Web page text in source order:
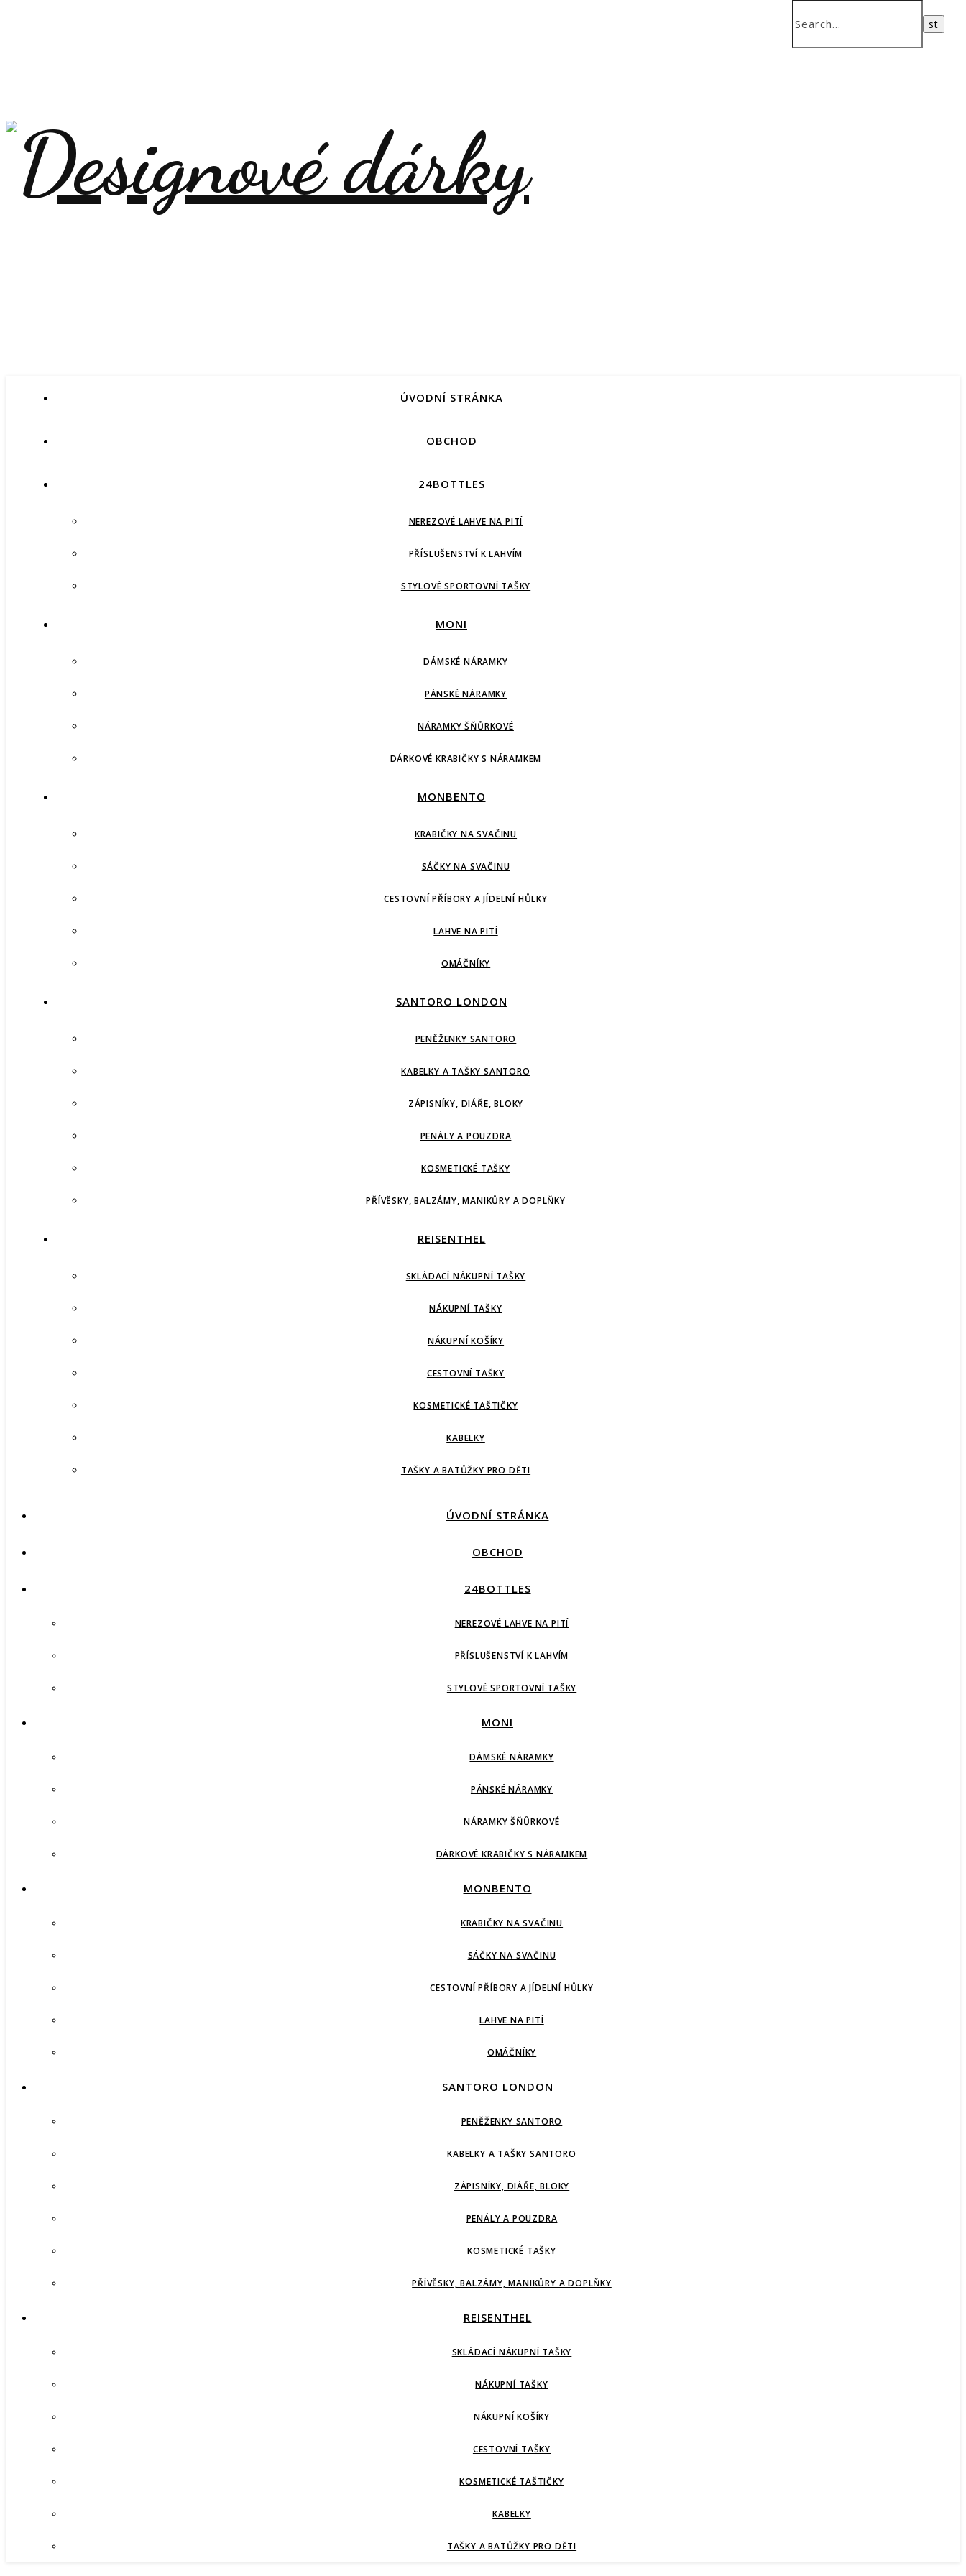
ÚVODNÍ STRÁNKA
OBCHOD
24BOTTLES
NEREZOVÉ LAHVE NA PITÍ
PŘÍSLUŠENSTVÍ K LAHVÍM
STYLOVÉ SPORTOVNÍ TAŠKY
MONI
DÁMSKÉ NÁRAMKY
PÁNSKÉ NÁRAMKY
NÁRAMKY ŠŇŮRKOVÉ
DÁRKOVÉ KRABIČKY S NÁRAMKEM
MONBENTO
KRABIČKY NA SVAČINU
SÁČKY NA SVAČINU
CESTOVNÍ PŘÍBORY A JÍDELNÍ HŮLKY
LAHVE NA PITÍ
OMÁČNÍKY
SANTORO LONDON
PENĚŽENKY SANTORO
KABELKY A TAŠKY SANTORO
ZÁPISNÍKY, DIÁŘE, BLOKY
PENÁLY A POUZDRA
KOSMETICKÉ TAŠKY
PŘÍVĚSKY, BALZÁMY, MANIKŮRY A DOPLŇKY
REISENTHEL
SKLÁDACÍ NÁKUPNÍ TAŠKY
NÁKUPNÍ TAŠKY
NÁKUPNÍ KOŠÍKY
CESTOVNÍ TAŠKY
KOSMETICKÉ TAŠTIČKY
KABELKY
TAŠKY A BATŮŽKY PRO DĚTI
ÚVODNÍ STRÁNKA
OBCHOD
24BOTTLES
NEREZOVÉ LAHVE NA PITÍ
PŘÍSLUŠENSTVÍ K LAHVÍM
STYLOVÉ SPORTOVNÍ TAŠKY
MONI
DÁMSKÉ NÁRAMKY
PÁNSKÉ NÁRAMKY
NÁRAMKY ŠŇŮRKOVÉ
DÁRKOVÉ KRABIČKY S NÁRAMKEM
MONBENTO
KRABIČKY NA SVAČINU
SÁČKY NA SVAČINU
CESTOVNÍ PŘÍBORY A JÍDELNÍ HŮLKY
LAHVE NA PITÍ
OMÁČNÍKY
SANTORO LONDON
PENĚŽENKY SANTORO
KABELKY A TAŠKY SANTORO
ZÁPISNÍKY, DIÁŘE, BLOKY
PENÁLY A POUZDRA
KOSMETICKÉ TAŠKY
PŘÍVĚSKY, BALZÁMY, MANIKŮRY A DOPLŇKY
REISENTHEL
SKLÁDACÍ NÁKUPNÍ TAŠKY
NÁKUPNÍ TAŠKY
NÁKUPNÍ KOŠÍKY
CESTOVNÍ TAŠKY
KOSMETICKÉ TAŠTIČKY
KABELKY
TAŠKY A BATŮŽKY PRO DĚTI